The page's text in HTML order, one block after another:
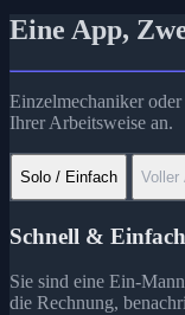
Eine App,
Einzelmechaniker
Ihrer Arbeitsweise an.
Solo / Einfach Voller
Schnell & Einfach
Sie sind eine Ein-
die Rechnung,